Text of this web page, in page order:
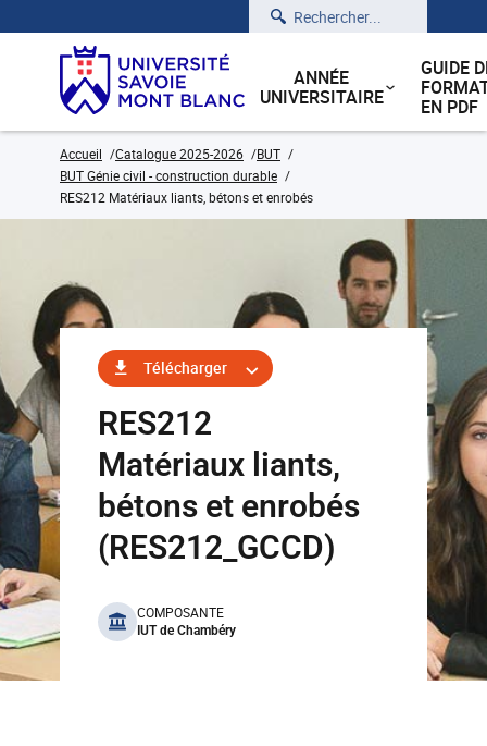
Rechercher
ANNÉE
UNIVERSITAIRE
GUIDE
EN PDF
Accueil Catalogue 2025-2026
BUT
BUT Génie civil - construction durable
RES212 Matériaux liants, bétons et enrobés
Télécharger
RES212
Matériaux liants,
bétons et enrobés
(RES212_GCCD)
benefits
COMPOSANTE
IUT de Chambéry